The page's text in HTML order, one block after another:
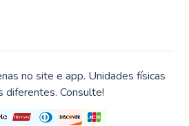
no site e app. Unidades físicas
diferentes. Consulte!